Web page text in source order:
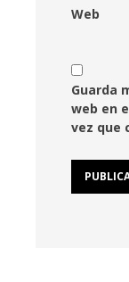
Web
Guarda
web en
vez que